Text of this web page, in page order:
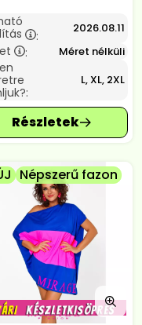
: 2026.08.11
: Méret nélküli
L, XL, 2XL
Népszerű fazon